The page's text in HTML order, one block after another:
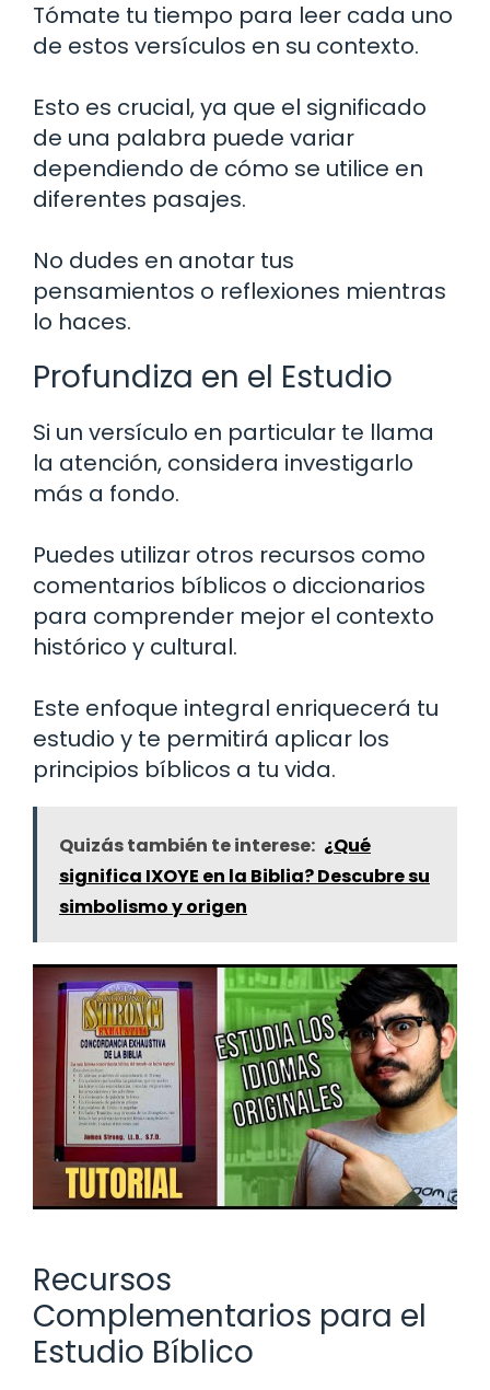
Tómate tu tiempo para leer cada uno
de estos versículos en su contexto.
Esto es crucial, ya que el significado
de una palabra puede variar
dependiendo de cómo se utilice en
diferentes pasajes.
No dudes en anotar tus
pensamientos o reflexiones mientras
lo haces.
Profundiza en el Estudio
Si un versículo en particular te llama
la atención, considera investigarlo
más a fondo.
Puedes utilizar otros recursos como
comentarios bíblicos o diccionarios
para comprender mejor el contexto
histórico y cultural.
Este enfoque integral enriquecerá tu
estudio y te permitirá aplicar los
principios bíblicos a tu vida.
Quizás también te interese: ¿Qué
significa IXOYE en la Biblia? Descubre su
simbolismo y origen
Recursos
Complementarios para el
Estudio Bíblico